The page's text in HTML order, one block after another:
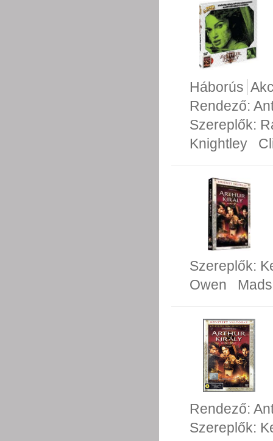
Háborús
Rendező:
Szereplők:
Knightley
Szereplők:
Owen
Rendező:
Szereplők: